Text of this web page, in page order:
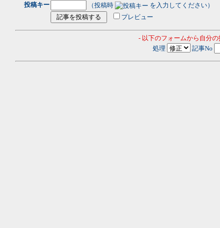
投稿キー
（投稿時
を入力してください）
プレビュー
- 以下のフォームから自分
処理
記事No